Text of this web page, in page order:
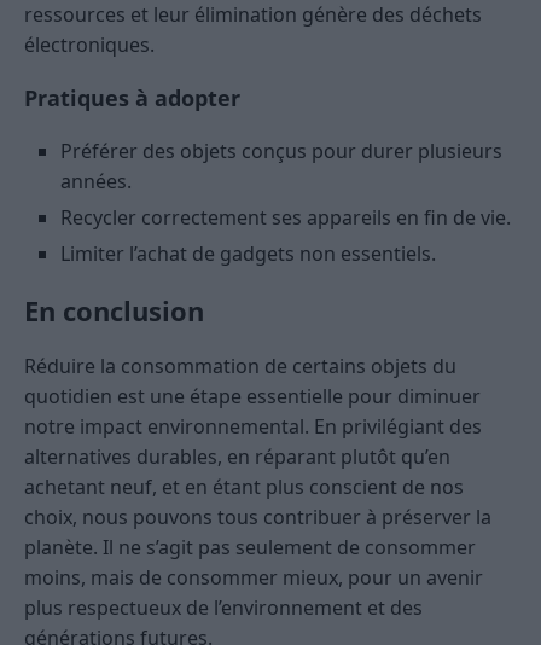
ressources et leur élimination génère des déchets
électroniques.
Pratiques à adopter
Préférer des objets conçus pour durer plusieurs
années.
Recycler correctement ses appareils en fin de vie.
Limiter l’achat de gadgets non essentiels.
En conclusion
Réduire la consommation de certains objets du
quotidien est une étape essentielle pour diminuer
notre impact environnemental. En privilégiant des
alternatives durables, en réparant plutôt qu’en
achetant neuf, et en étant plus conscient de nos
choix, nous pouvons tous contribuer à préserver la
planète. Il ne s’agit pas seulement de consommer
moins, mais de consommer mieux, pour un avenir
plus respectueux de l’environnement et des
générations futures.